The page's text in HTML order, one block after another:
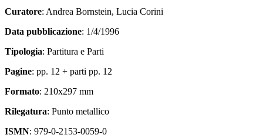
Curatore: Andrea Bornstein, Lucia Corini
Data pubblicazione: 1/4/1996
Tipologia: Partitura e Parti
Pagine: pp. 12 + parti pp. 12
Formato: 210x297 mm
Rilegatura: Punto metallico
ISMN: 979-0-2153-0059-0